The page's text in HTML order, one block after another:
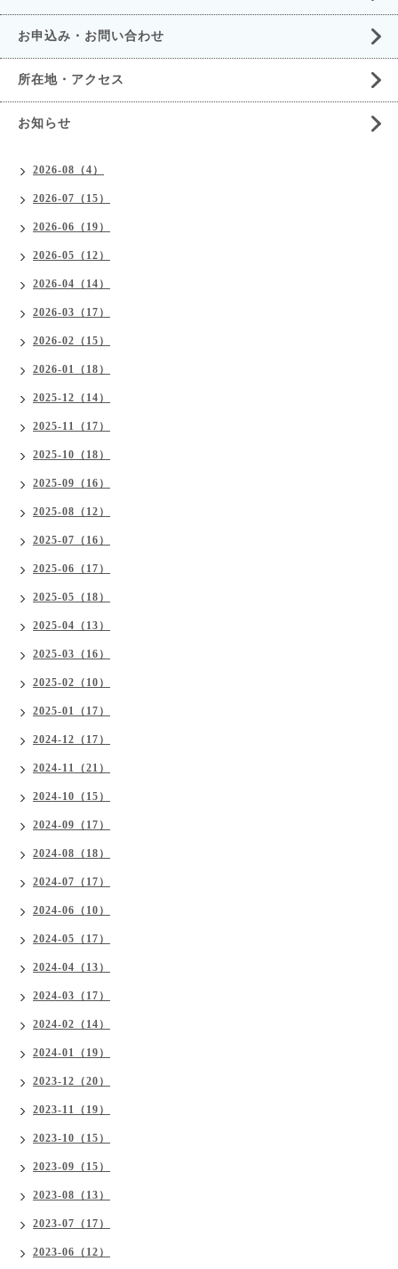
お申込み・お問い合わせ
所在地・アクセス
お知らせ
2026-08（4）
2026-07（15）
2026-06（19）
2026-05（12）
2026-04（14）
2026-03（17）
2026-02（15）
2026-01（18）
2025-12（14）
2025-11（17）
2025-10（18）
2025-09（16）
2025-08（12）
2025-07（16）
2025-06（17）
2025-05（18）
2025-04（13）
2025-03（16）
2025-02（10）
2025-01（17）
2024-12（17）
2024-11（21）
2024-10（15）
2024-09（17）
2024-08（18）
2024-07（17）
2024-06（10）
2024-05（17）
2024-04（13）
2024-03（17）
2024-02（14）
2024-01（19）
2023-12（20）
2023-11（19）
2023-10（15）
2023-09（15）
2023-08（13）
2023-07（17）
2023-06（12）